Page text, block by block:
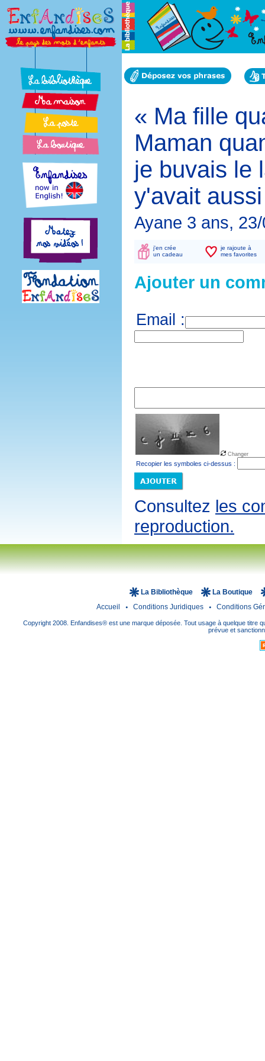
« Ma fille
Maman
je buvais le
y'avait
Ayane 3 ans,
j'en crée
un cadeau
je rajoute à
mes favorites
Ajouter un
Email :
Changer
Recopier les symboles ci-dessus :
Consultez les
reproduction.
La Bibliothèque
La Boutique
Accueil
Conditions Juridiques Conditions
Copyright 2008. Enfandises® est une marque déposée. Tout usage à quelque
prévue et